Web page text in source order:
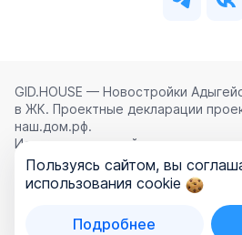
GID.HOUSE — Новостройки
в ЖК. Проектные декларации
наш.дом.рф.
Использование сайта означает
соглашением
,Политикой
Политикой обработки
ООО «ГИД.ХАУЗ»
Пользуясь сайтом, вы
использования cookie
Подробнее